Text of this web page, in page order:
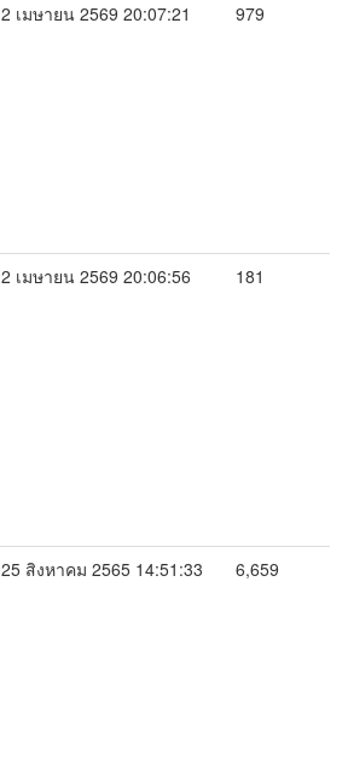
2 เมษายน 2569 20:07:21 979
2 เมษายน 2569 20:06:56 181
25 สิงหาคม 2565 14:51:33 6,659